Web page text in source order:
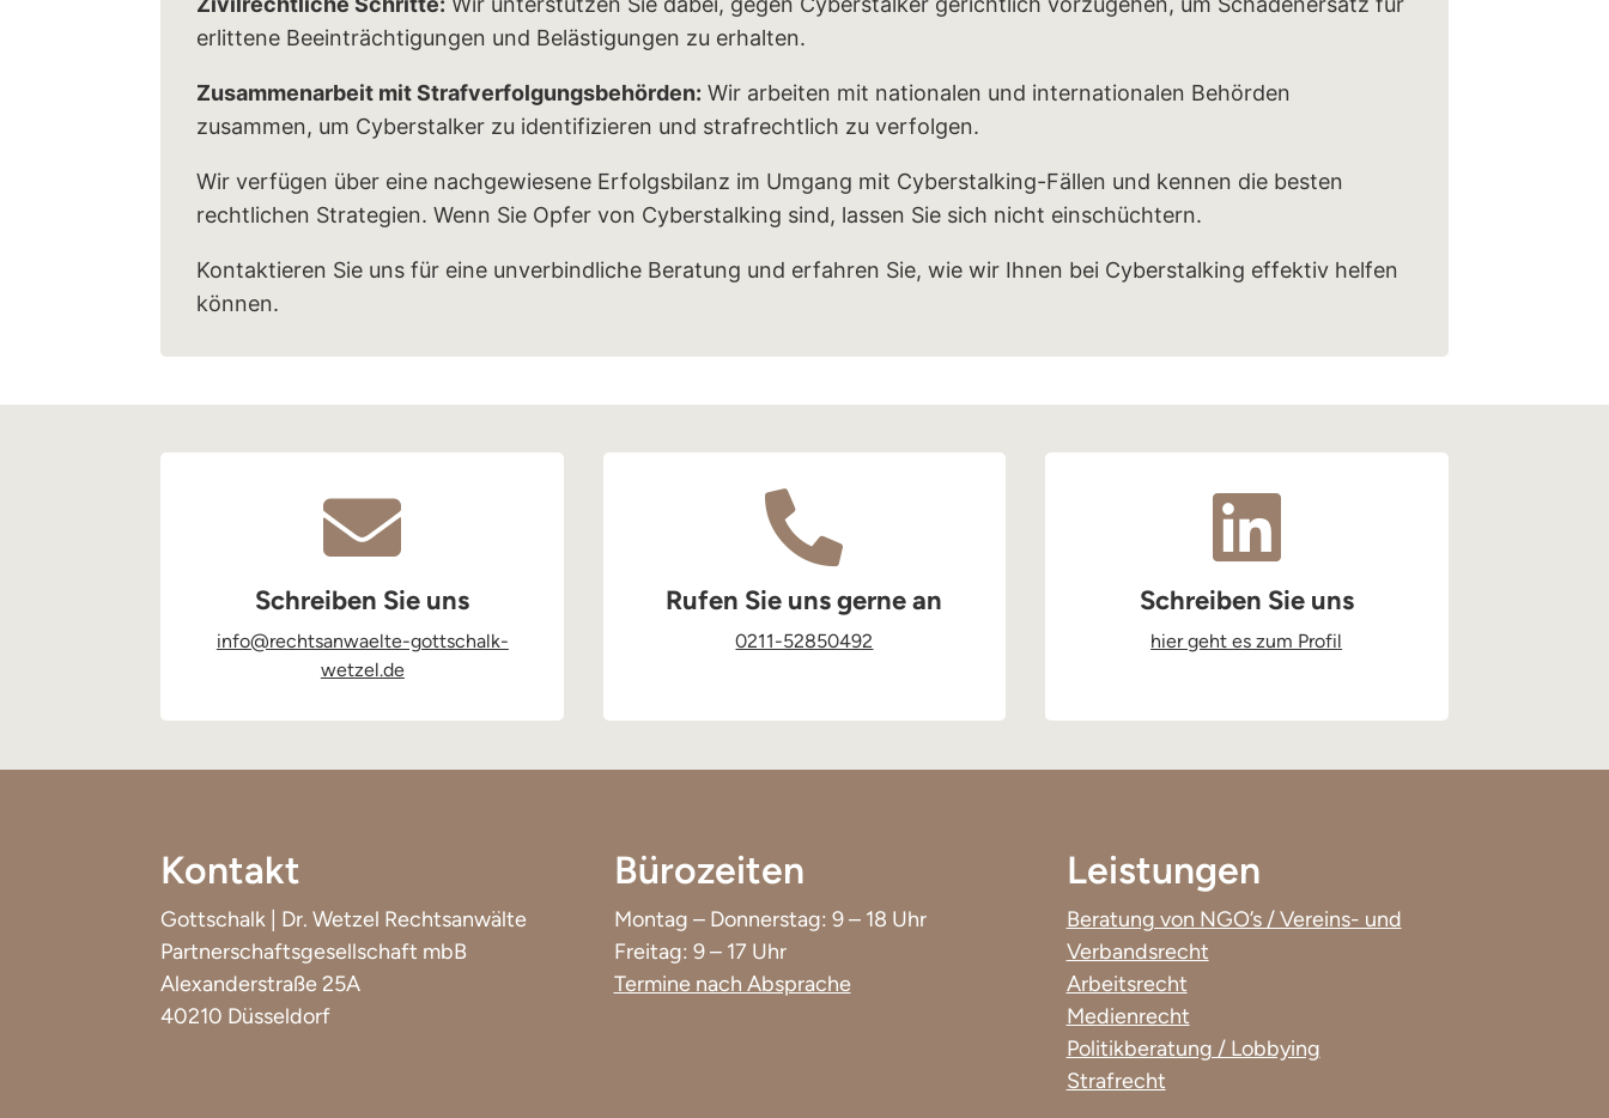
erlittene Beeinträchtigungen und Belästigungen zu erhalten.
Zusammenarbeit mit Strafverfolgungsbehörden: Wir arbeiten mit nationalen und internationalen Behörden
zusammen, um Cyberstalker zu identifizieren und strafrechtlich zu verfolgen.
Wir verfügen über eine nachgewiesene Erfolgsbilanz im Umgang mit Cyberstalking-Fällen und kennen die besten
rechtlichen Strategien. Wenn Sie Opfer von Cyberstalking sind, lassen Sie sich nicht einschüchtern.
Kontaktieren Sie uns für eine unverbindliche Beratung und erfahren Sie, wie wir Ihnen bei Cyberstalking effektiv helfen
können.

Schreiben Sie uns
info@rechtsanwaelte-gottschalk-
wetzel.de

Rufen Sie uns gerne an
0211-52850492

Schreiben Sie uns
hier geht es zum Profil
Kontakt
Gottschalk | Dr. Wetzel Rechtsanwälte
Partnerschaftsgesellschaft mbB
Alexanderstraße 25A
40210 Düsseldorf
Bürozeiten
Montag – Donnerstag: 9 – 18 Uhr
Freitag: 9 – 17 Uhr
Termine nach Absprache
Leistungen
Beratung von NGO’s / Vereins- und
Verbandsrecht
Arbeitsrecht
Medienrecht
Politikberatung / Lobbying
Strafrecht